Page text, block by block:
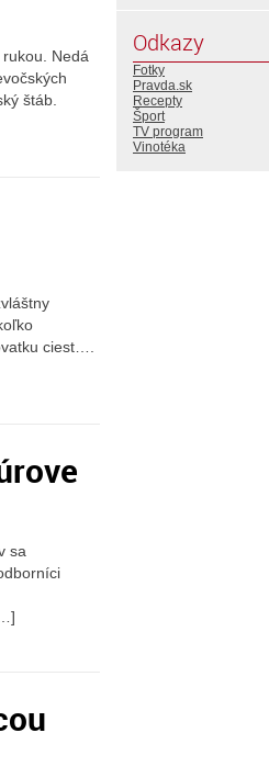
Nedá
štáb.
ciest….
sa
Odkazy
Fotky
Pravda.sk
Recepty
Šport
TV program
Vinotéka